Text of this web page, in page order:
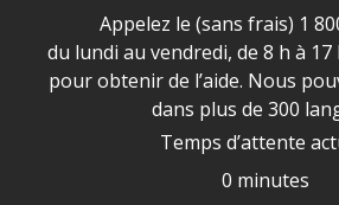
Appelez le (sans frais) 1
du lundi au vendredi, de 8 h à 17
pour obtenir de l’aide. Nous
dans plus de 300
Temps d’attente
0 minutes